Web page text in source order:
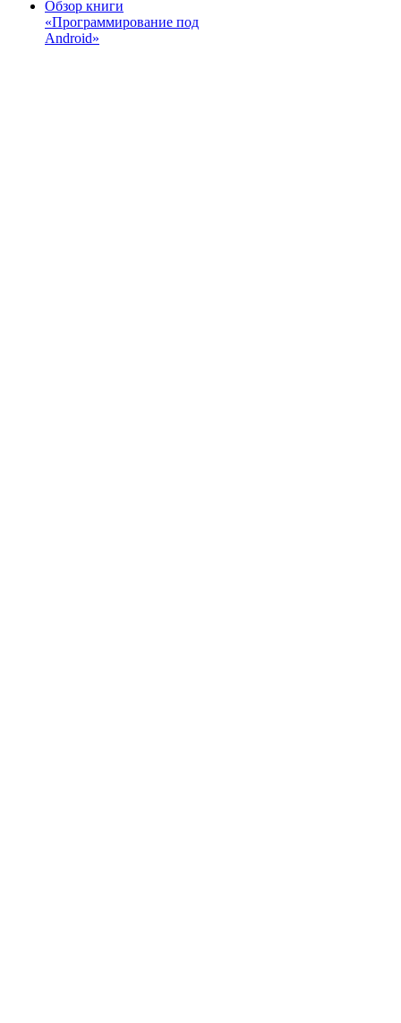
Обзор книги
«Программирование под
Android»